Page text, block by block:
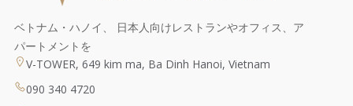
ベトナム・ハノイ、 日本人向けレストランやオフィス、ア
パートメントを
V-TOWER, 649 kim ma, Ba Dinh Hanoi, Vietnam
090 340 4720